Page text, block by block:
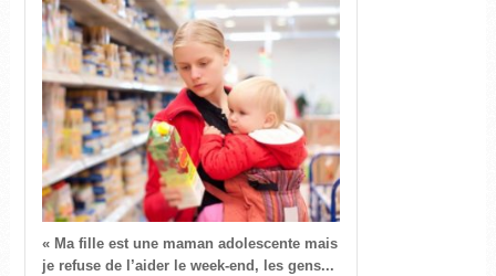
« Ma fille est une maman adolescente mais
je refuse de l’aider le week-end, les gens...